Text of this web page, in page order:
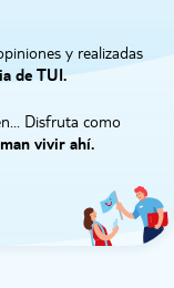
y realizadas
de TUI.
Disfruta como
vivir ahí.